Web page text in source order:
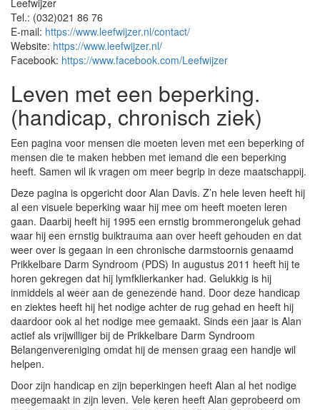
Leefwijzer
Tel.: (032)021 86 76
E-mail: https://www.leefwijzer.nl/contact/
Website: https://www.leefwijzer.nl/
Facebook: https://www.facebook.com/Leefwijzer
Leven met een beperking.
(handicap, chronisch ziek)
Een pagina voor mensen die moeten leven met een beperking of
mensen die te maken hebben met iemand die een beperking
heeft. Samen wil ik vragen om meer begrip in deze maatschappij.
Deze pagina is opgericht door Alan Davis. Z’n hele leven heeft hij
al een visuele beperking waar hij mee om heeft moeten leren
gaan. Daarbij heeft hij 1995 een ernstig brommerongeluk gehad
waar hij een ernstig buiktrauma aan over heeft gehouden en dat
weer over is gegaan in een chronische darmstoornis genaamd
Prikkelbare Darm Syndroom (PDS) In augustus 2011 heeft hij te
horen gekregen dat hij lymfklierkanker had. Gelukkig is hij
inmiddels al weer aan de genezende hand. Door deze handicap
en ziektes heeft hij het nodige achter de rug gehad en heeft hij
daardoor ook al het nodige mee gemaakt. Sinds een jaar is Alan
actief als vrijwilliger bij de Prikkelbare Darm Syndroom
Belangenvereniging omdat hij de mensen graag een handje wil
helpen.
Door zijn handicap en zijn beperkingen heeft Alan al het nodige
meegemaakt in zijn leven. Vele keren heeft Alan geprobeerd om